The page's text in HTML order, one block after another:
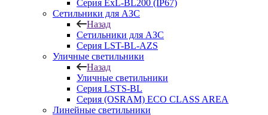
Серия ExL-BL200 (IP67)
Сетильники для АЗС
Назад
Сетильники для АЗС
Серия LST-BL-AZS
Уличные светильники
Назад
Уличные светильники
Серия LSTS-BL
Серия (ОSRAM) ECO CLASS AREA
Линейные светильники